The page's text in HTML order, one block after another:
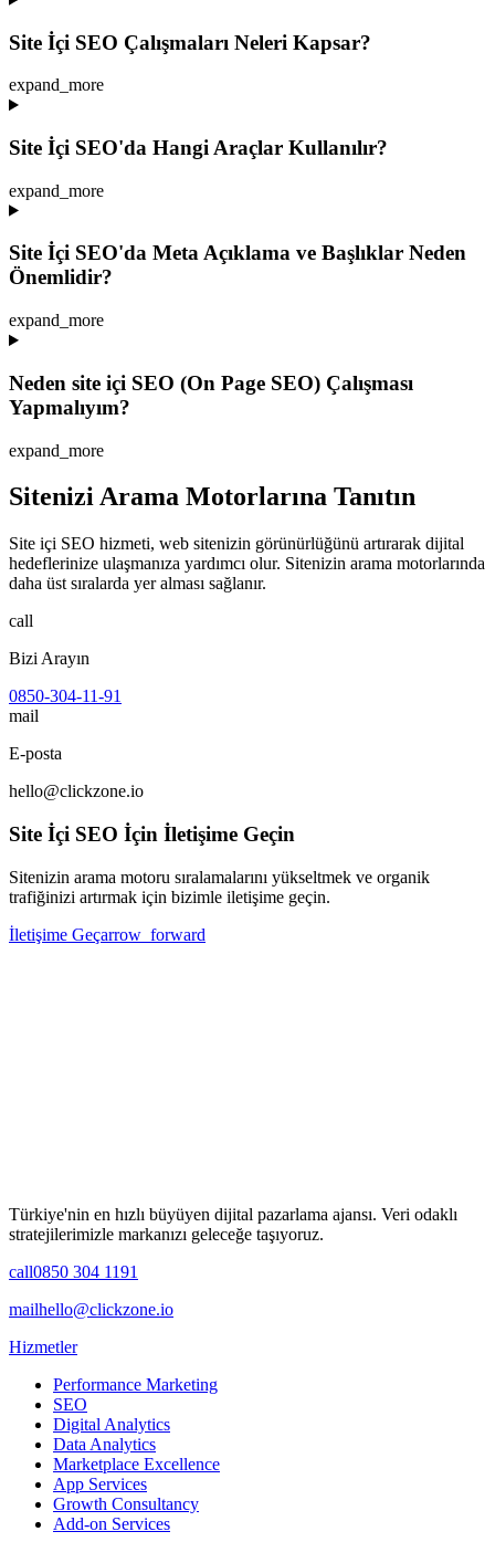
Site İçi SEO Çalışmaları Neleri Kapsar?
expand_more
Site İçi SEO'da Hangi Araçlar Kullanılır?
expand_more
Site İçi SEO'da Meta Açıklama ve Başlıklar Neden
Önemlidir?
expand_more
Neden site içi SEO (On Page SEO) Çalışması
Yapmalıyım?
expand_more
Sitenizi Arama Motorlarına Tanıtın
Site içi SEO hizmeti, web sitenizin görünürlüğünü artırarak dijital
hedeflerinize ulaşmanıza yardımcı olur. Sitenizin arama motorlarında
daha üst sıralarda yer alması sağlanır.
call
Bizi Arayın
0850-304-11-91
mail
E-posta
hello@clickzone.io
Site İçi SEO İçin İletişime Geçin
Sitenizin arama motoru sıralamalarını yükseltmek ve organik
trafiğinizi artırmak için bizimle iletişime geçin.
İletişime Geçarrow_forward
Türkiye'nin en hızlı büyüyen dijital pazarlama ajansı. Veri odaklı
stratejilerimizle markanızı geleceğe taşıyoruz.
call0850 304 1191
mailhello@clickzone.io
Hizmetler
Performance Marketing
SEO
Digital Analytics
Data Analytics
Marketplace Excellence
App Services
Growth Consultancy
Add-on Services